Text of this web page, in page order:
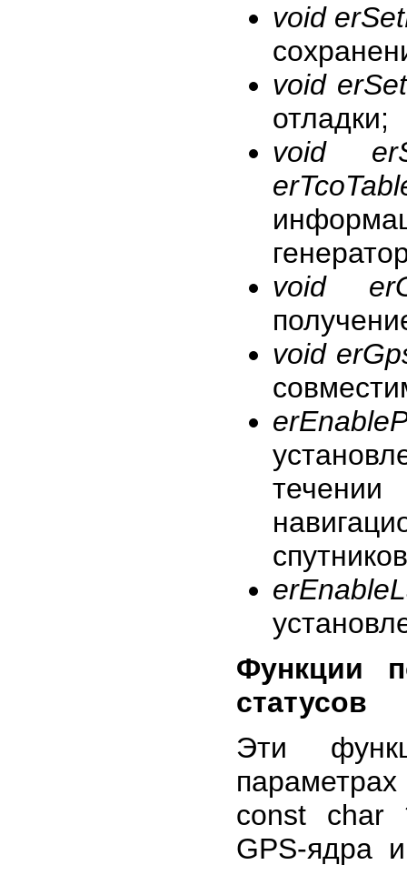
void
void
отладки;
void
void
void
Функции
статусов
Эти
const char
GPS-ядра